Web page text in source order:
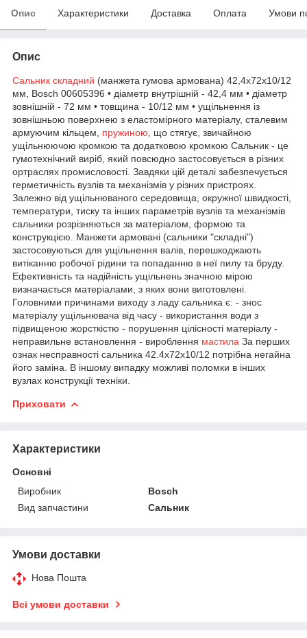
Опис Характеристики Доставка Оплата Умови
Опис
Сальник складний (манжета гумова армована) 42,4x72x10/12
мм, Bosch 00605396 • діаметр внутрішній - 42,4 мм • діаметр
зовнішній - 72 мм • товщина - 10/12 мм • ущільнення із
зовнішньою поверхнею з еластомірного матеріалу, сталевим
армуючим кільцем, пружиною , що стягує, звичайною
ущільнюючою кромкою та додатковою кромкою Сальник - це
гумотехнічний виріб, який повсюдно застосовується в різних
ортраслях промисловості. Завдяки цій деталі забезпечується
герметичність вузлів та механізмів у різних пристроях.
Залежно від ущільнюваного середовища, окружної швидкості,
температури, тиску та інших параметрів вузлів та механізмів
сальники розрізняються за матеріалом, формою та
конструкцією. Манжети армовані (сальники "складні")
застосовуються для ущільнення валів, перешкоджають
витіканню робочої рідини та попаданню в неї пилу та бруду.
Ефективність та надійність ущільнень значною мірою
визначається матеріалами, з яких вони виготовлені.
Головними причинами виходу з ладу сальника є: - знос
матеріалу ущільнювача від часу - використання води з
підвищеною жорсткістю - порушення цілісності матеріалу -
неправильне встановлення - вироблення мастила За перших
ознак несправності сальника 42.4х72х10/12 потрібна негайна
його заміна. В іншому випадку можливі поломки в інших
вузлах конструкції техніки.
Приховати
Характеристики
Основні
Виробник
Bosch
Вид запчастини
Сальник
Умови доставки
Нова Пошта
Всі умови доставки